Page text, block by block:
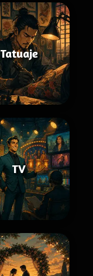
Tatuaje
TV